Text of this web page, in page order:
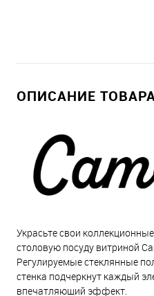
ОПИСАНИЕ
Украсьте свои
столовую посуду витриной
Регулируемые стеклянные
стенка подчеркнут каждый
впечатляющий эффект.